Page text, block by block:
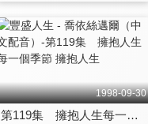
1998-09-30
第119集 擁抱人生每一個季節 擁抱人生